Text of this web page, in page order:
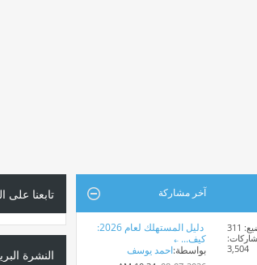
آخر مشاركة
311
3,504
دليل المستهلك لعام 2026:
كيف...
بواسطة:احمد يوسف
تابعنا على
النشرة